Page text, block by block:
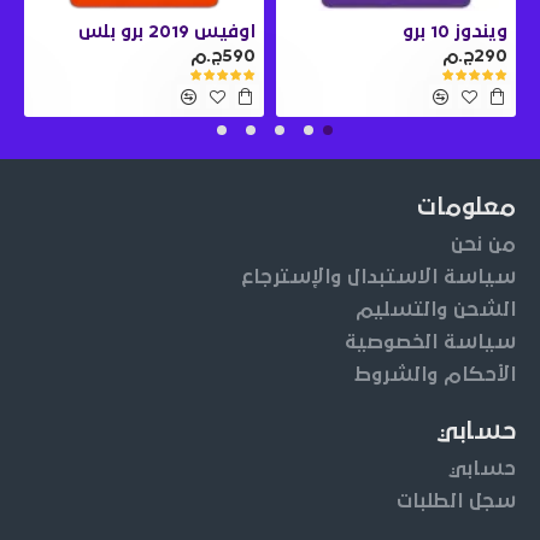
ويندوز 10 برو
290ج.م
اوفيس 2019 برو بلس
590ج.م
معلومات
من نحن
سياسة الاستبدال والإسترجاع
الشحن والتسليم
سياسة الخصوصية
الأحكام والشروط
حسابي
حسابي
سجل الطلبات